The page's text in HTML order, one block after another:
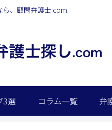
ら、顧問弁護士.com
3選 コラム一覧 弁